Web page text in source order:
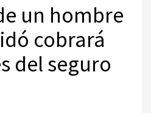
un hombre
cobrará
del seguro